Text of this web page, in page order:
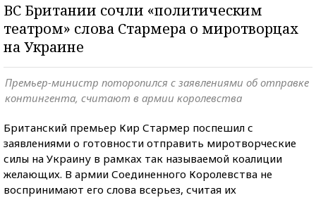
ВС Британии сочли «политическим
театром» слова Стармера о миротворцах
на Украине
Премьер-министр поторопился с заявлениями об отправке
контингента, считают в армии королевства
Британский премьер Кир Стармер поспешил с
заявлениями о готовности отправить миротворческие
силы на Украину в рамках так называемой коалиции
желающих. В армии Соединенного Королевства не
воспринимают его слова всерьез, считая их